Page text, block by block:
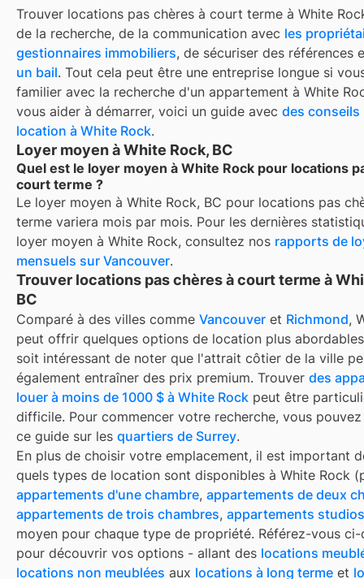
Trouver locations pas chères à court terme à White
de la recherche, de la communication avec les
gestionnaires immobiliers, de sécuriser des références
un bail. Tout cela peut être une entreprise longue si
familier avec la recherche d'un appartement à White
vous aider à démarrer, voici un guide avec des conseils
location à White Rock.
Loyer moyen à White Rock, BC
Quel est le loyer moyen à White Rock pour locations
court terme ?
Le loyer moyen à White Rock, BC pour locations pas
terme variera mois par mois. Pour les dernières
loyer moyen à White Rock, consultez nos rapports de
mensuels sur Vancouver.
Trouver locations pas chères à court terme à
BC
Comparé à des villes comme Vancouver et Richmond,
peut offrir quelques options de location plus
soit intéressant de noter que l'attrait côtier de la ville
également entraîner des prix premium. Trouver des
louer à moins de 1000 $ à White Rock peut être
difficile. Pour commencer votre recherche, vous
ce guide sur les quartiers de Surrey.
En plus de choisir votre emplacement, il est important
quels types de location sont disponibles à White Rock
appartements d'une chambre, appartements de deux
appartements de trois chambres, appartements studios
moyen pour chaque type de propriété. Référez-vous ci-
pour découvrir vos options - allant des locations
locations non meublées aux locations à long terme et